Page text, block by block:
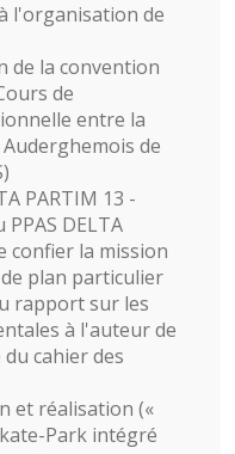
l'organisation de
de la convention
de
entre la
de
PARTIM 13 -
DELTA
confier la mission
plan particulier
rapport sur les
à l'auteur de
cahier des
et réalisation («
Park intégré